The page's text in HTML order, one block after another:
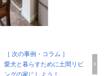
［ 次の事例・コラム ］
愛犬と暮らすために土間リビ
ングの家にしよう！